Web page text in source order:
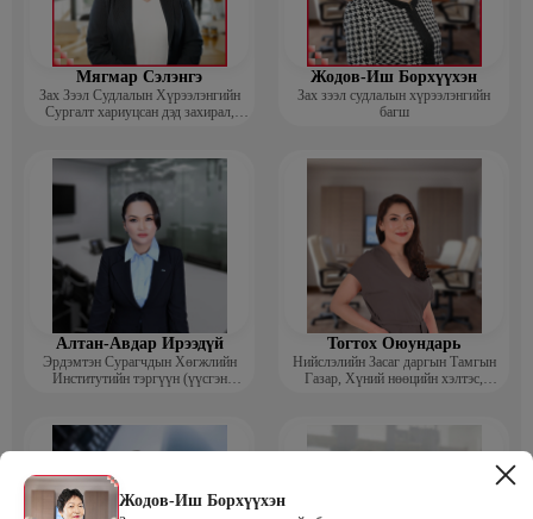
Жодов-Иш Борхүүхэн
Мягмар Сэлэнгэ
Зах Зээл Судлалын Хүрээлэнгийн
Сургалт хариуцсан дэд захирал,
Жодов-Иш Борхүүхэн
Зах зээл судлалын хүрээлэнгийн
багш
Алтан-Авдар Ирээдүй
Эрдэмтэн Сурагчдын Хөгжлийн
Институтийн тэргүүн (үүсгэн
Тогтох Оюундарь
Нийслэлийн Засаг даргын Тамгын
Газар, Хүний нөөцийн хэлтэс,